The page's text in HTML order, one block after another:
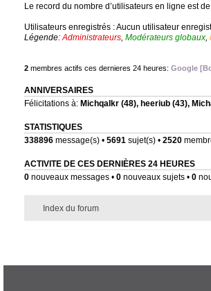
Le record du nombre d’utilisateurs en ligne est de
Utilisateurs enregistrés : Aucun utilisateur
Légende:Administrateurs, Modérateurs globaux,
2membres actifs ces dernieres 24 heures: Google
ANNIVERSAIRES
Félicitations à: Michqalkr(48), heeriub(43),
STATISTIQUES
338896message(s) • 5691sujet(s) • 2520
ACTIVITE DE CES DERNIÈRES 24 HEURES
0nouveaux messages • 0nouveaux sujets • 0
Index du forum